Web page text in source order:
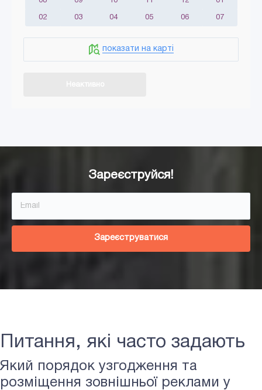
02 03 04 05 06 07
показати на карті
Зареєструйся!
Зареєструватися
Питання, які часто задають
Який порядок узгодження та
розміщення зовнішньої реклами у